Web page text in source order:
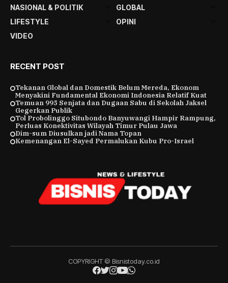
NASIONAL & POLITIK
GLOBAL
LIFESTYLE
OPINI
VIDEO
RECENT POST
Tekanan Global dan Domestik Belum Mereda, Ekonom
Menyakini Fundamental Ekonomi Indonesia Relatif Kuat
Temuan 995 Senjata dan Dugaan Sabu di Sekolah Jaksel
Gegerkan Publik
Tol Probolinggo Situbondo Banyuwangi Hampir Rampung,
Perluas Konektivitas Wilayah Timur Pulau Jawa
Dim-sum Diusulkan jadi Nama Topan
Kemenangan El-Sayed Permalukan Kubu Pro-Israel
COPYRIGHT © Bisnistoday.co.id